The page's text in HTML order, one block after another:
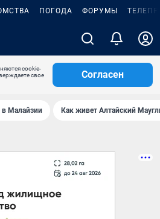
ПОГОДА ФОРУМЫ
cookie-
свое
Согласен
в Малайзии Как живет Алтайский